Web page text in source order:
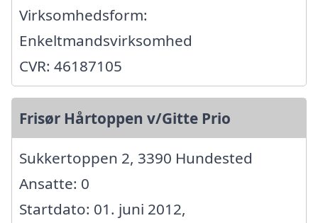
Virksomhedsform:
Enkeltmandsvirksomhed
CVR: 46187105
Frisør Hårtoppen v/Gitte Prio
Sukkertoppen 2, 3390 Hundested
Ansatte: 0
Startdato: 01. juni 2012,